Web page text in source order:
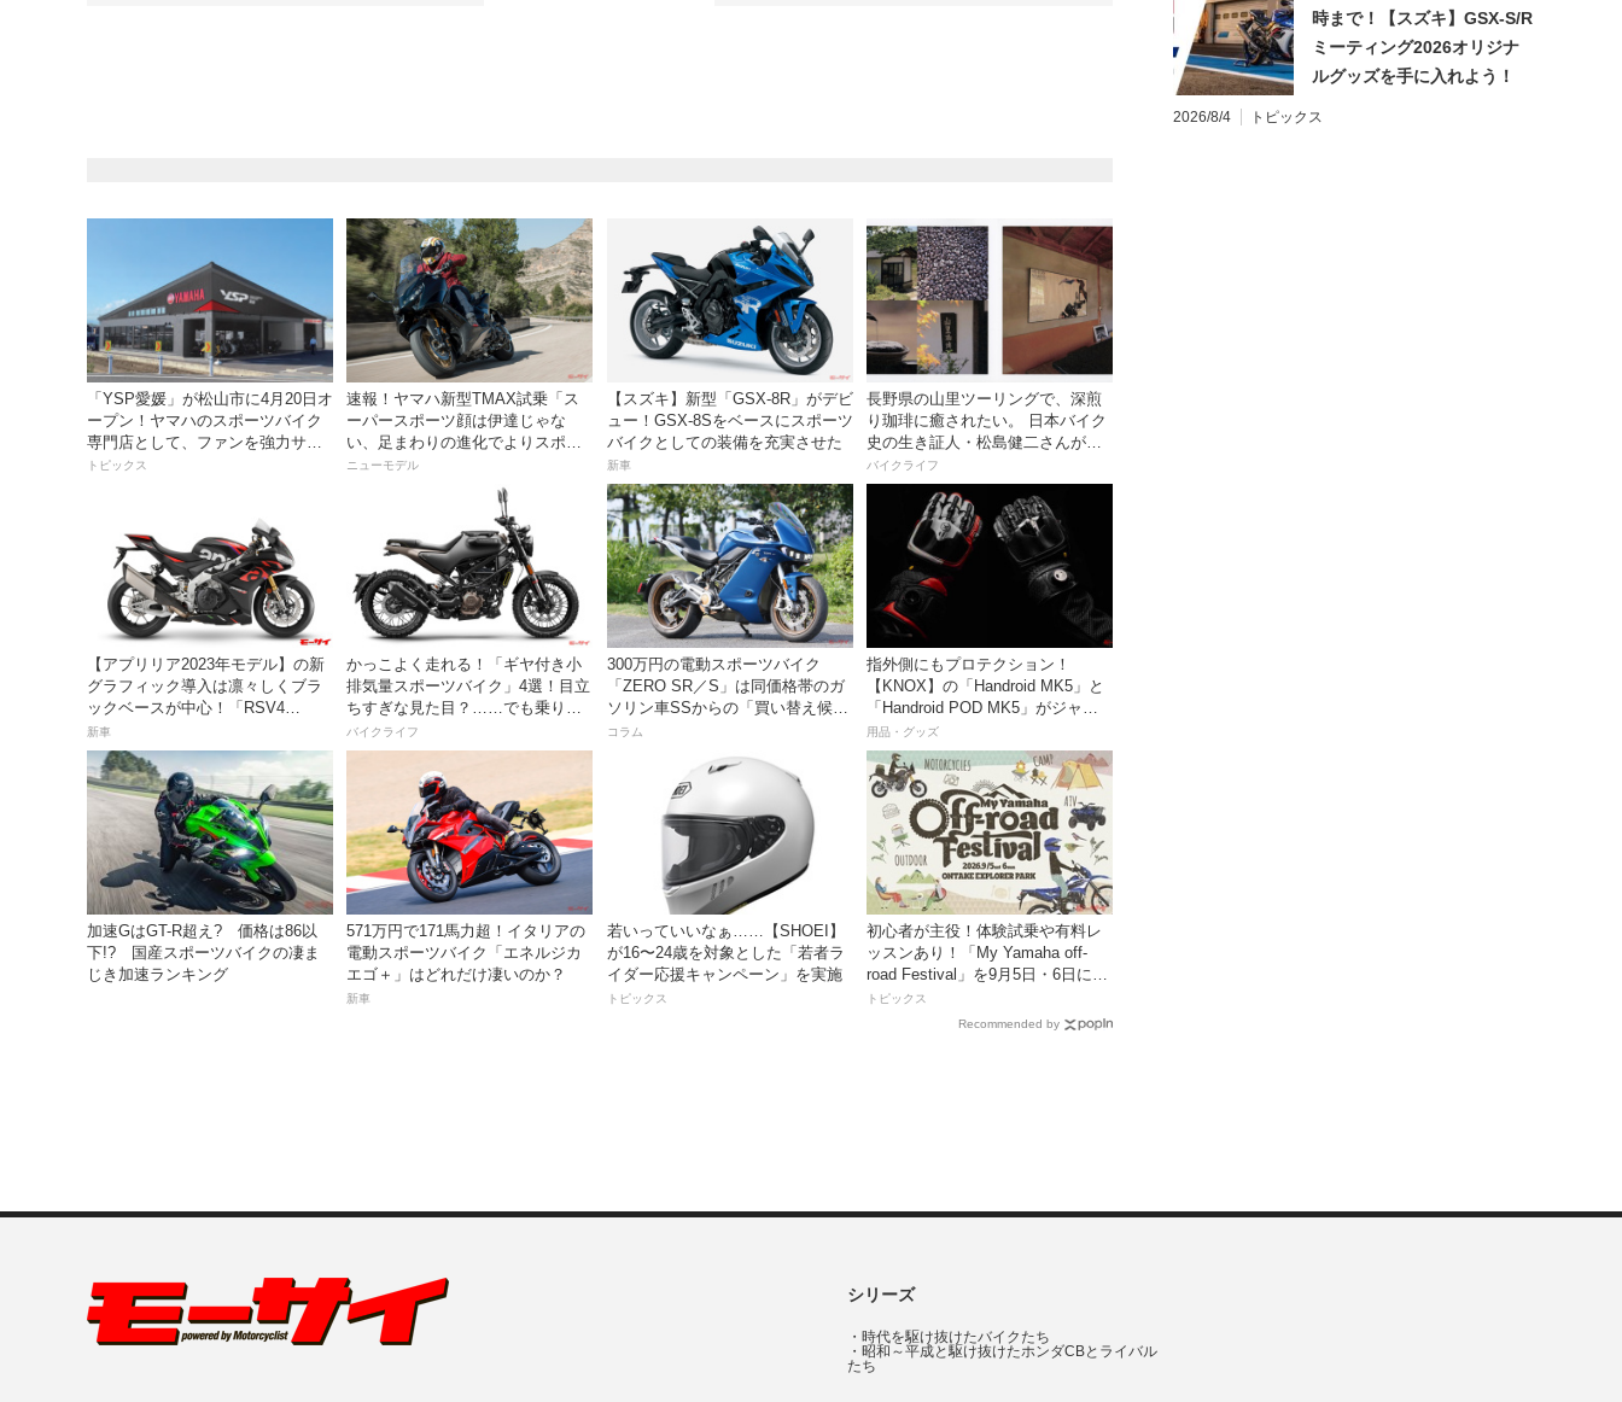
「YSP愛媛」が松山市に4月20日オ
ープン！ヤマハのスポーツバイク
専門店として、ファンを強力サポ
ート！
トピックス
速報！ヤマハ新型TMAX試乗「ス
ーパースポーツ顔は伊達じゃな
い、足まわりの進化でよりスポー
ティに」
ニューモデル
【スズキ】新型「GSX-8R」がデビ
ュー！GSX-8Sをベースにスポーツ
バイクとしての装備を充実させた
新車
長野県の山里ツーリングで、深煎
り珈琲に癒されたい。 日本バイク
史の生き証人・松島健二さんがカ
フェ「山里珈琲」を開業
バイクライフ
【アプリリア2023年モデル】の新
グラフィック導入は凛々しくブラ
ックベースが中心！「RSV4
FACTORY」など6モデルを公開！
新車
かっこよく走れる！「ギヤ付き小
排気量スポーツバイク」4選！目立
ちすぎな見た目？……でも乗り味
は本格派だし！
バイクライフ
300万円の電動スポーツバイク
「ZERO SR／S」は同価格帯のガ
ソリン車SSからの「買い替え候
補」になるのか
コラム
指外側にもプロテクション！
【KNOX】の「Handroid MK5」と
「Handroid POD MK5」がジャペ
ックスから
用品・グッズ
加速GはGT-R超え? 価格は86以
下!? 国産スポーツバイクの凄ま
じき加速ランキング
571万円で171馬力超！イタリアの
電動スポーツバイク「エネルジカ
エゴ＋」はどれだけ凄いのか？
新車
若いっていいなぁ……【SHOEI】
が16〜24歳を対象とした「若者ラ
イダー応援キャンペーン」を実施
トピックス
初心者が主役！体験試乗や有料レ
ッスンあり！「My Yamaha off-
road Festival」を9月5日・6日にオ
ンタケエクスプローラーパークで
トピックス
Recommended by
時まで！【スズキ】GSX-S/R
ミーティング2026オリジナ
ルグッズを手に入れよう！
2026/8/4 トピックス
シリーズ
・ 時代を駆け抜けたバイクたち
・ 昭和～平成と駆け抜けたホンダCBとライバル
たち